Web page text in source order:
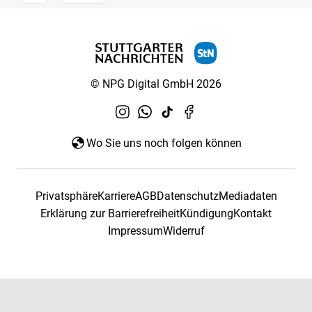
© NPG Digital GmbH 2026
Wo Sie uns noch folgen können
PrivatsphäreKarriereAGBDatenschutzMediadaten
Erklärung zur BarrierefreiheitKündigungKontakt
ImpressumWiderruf